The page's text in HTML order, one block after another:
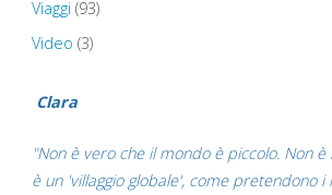
Viaggi (93)
Video (3)
Clara
"Non è vero che il mondo è piccolo. Non
è un 'villaggio globale', come pretendono i